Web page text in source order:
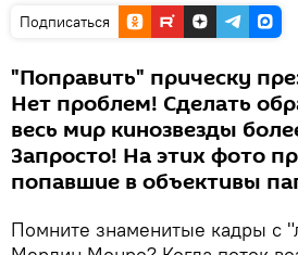
Подписаться
"Поправить" прическу
Нет проблем! Сделать
весь мир кинозвезды
Запросто! На этих фото
попавшие в объективы
Помните знаменитые кадры с